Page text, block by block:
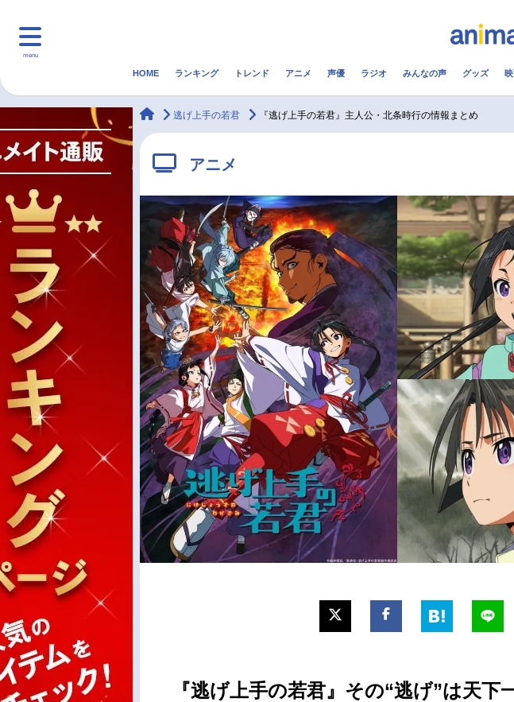
menu
マンガ・ラノベ ゲーム・アプリ
最新記事一覧
アニメ記事一覧
声優記事一覧
アニメ映画一覧
実写化映画一覧
男性声優/女性声
HOME ランキング トレンド アニメ 声優 ラジオ みんなの声 グッズ
animateTimes
逃げ上手の若君 『逃げ上手の若君』主人公・北条時行の情報まとめ
アニメ
『逃げ上手の若君』その“逃げ”は天下